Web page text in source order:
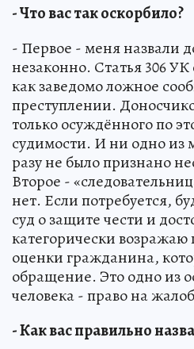
- Что вас так оскорбило?
- Первое - меня назвали
незаконно. Статья 306
как заведомо ложное
преступлении.
только осуждённого по
судимости. И ни одно
разу не было признано
Второе -
нет. Если потребуется,
суд о защите чести и
категорически возражаю
оценки гражданина,
обращение. Это одно из
человека - право на
- Как вас правильно